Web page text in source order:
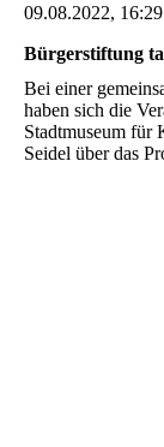
09.08.2022, 16:29
Bürgerstiftung
Bei einer
haben sich die
Stadtmuseum für
Seidel über das